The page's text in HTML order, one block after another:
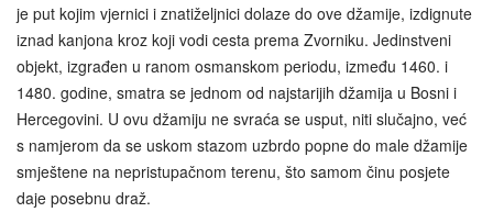
je put kojim vjernici i znatiželjnici dolaze do ove džamije, izdignute
iznad kanjona kroz koji vodi cesta prema Zvorniku. Jedinstveni
objekt, izgrađen u ranom osmanskom periodu, između 1460. i
1480. godine, smatra se jednom od najstarijih džamija u Bosni i
Hercegovini. U ovu džamiju ne svraća se usput, niti slučajno, već
s namjerom da se uskom stazom uzbrdo popne do male džamije
smještene na nepristupačnom terenu, što samom činu posjete
daje posebnu draž.